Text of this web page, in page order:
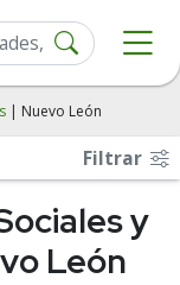
| Nuevo León
Filtrar
y
León